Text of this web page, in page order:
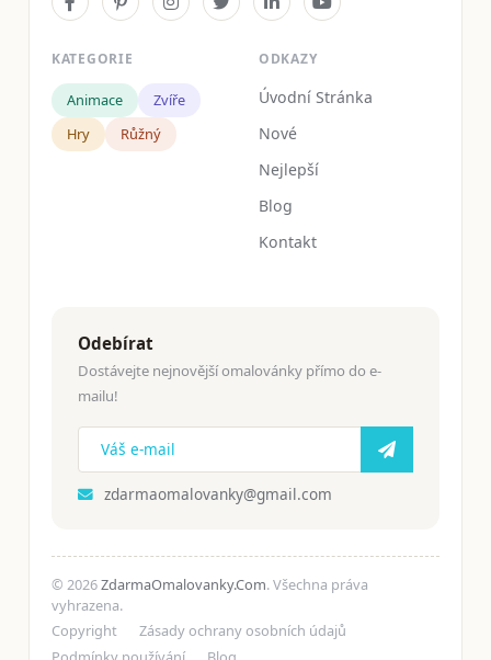
KATEGORIE
Animace
Zvíře
Hry
Růžný
ODKAZY
Úvodní Stránka
Nové
Nejlepší
Blog
Kontakt
Odebírat
Dostávejte nejnovější omalovánky přímo do e-
mailu!
zdarmaomalovanky@gmail.com
© 2026ZdarmaOmalovanky.Com. Všechna práva
vyhrazena.
Copyright
Zásady ochrany osobních údajů